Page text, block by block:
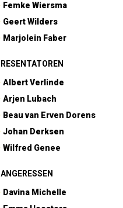
Femke Wiersma
Geert Wilders
Marjolein Faber
Albert Verlinde
Arjen Lubach
Beau van Erven Dorens
Johan Derksen
Wilfred Genee
Davina Michelle